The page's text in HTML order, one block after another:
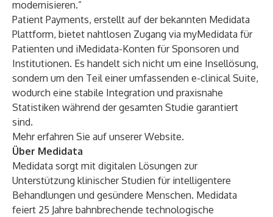
modernisieren.”
Patient Payments, erstellt auf der bekannten Medidata
Plattform, bietet nahtlosen Zugang via myMedidata für
Patienten und iMedidata-Konten für Sponsoren und
Institutionen. Es handelt sich nicht um eine Insellösung,
sondern um den Teil einer umfassenden e-clinicalSuite,
wodurch eine stabile Integration und praxisnahe
Statistiken während der gesamten Studie garantiert
sind.
Mehr erfahren Sie auf unsererWebsite.
Über Medidata
Medidata sorgt mit digitalen Lösungen zur
Unterstützung klinischer Studien für intelligentere
Behandlungen und gesündere Menschen. Medidata
feiert 25 Jahre bahnbrechende technologische